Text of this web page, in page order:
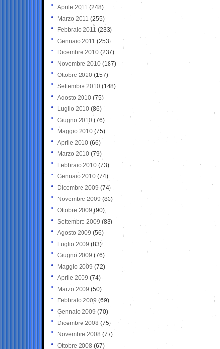
Aprile 2011 (248)
Marzo 2011 (255)
Febbraio 2011 (233)
Gennaio 2011 (253)
Dicembre 2010 (237)
Novembre 2010 (187)
Ottobre 2010 (157)
Settembre 2010 (148)
Agosto 2010 (75)
Luglio 2010 (86)
Giugno 2010 (76)
Maggio 2010 (75)
Aprile 2010 (66)
Marzo 2010 (79)
Febbraio 2010 (73)
Gennaio 2010 (74)
Dicembre 2009 (74)
Novembre 2009 (83)
Ottobre 2009 (90)
Settembre 2009 (83)
Agosto 2009 (56)
Luglio 2009 (83)
Giugno 2009 (76)
Maggio 2009 (72)
Aprile 2009 (74)
Marzo 2009 (50)
Febbraio 2009 (69)
Gennaio 2009 (70)
Dicembre 2008 (75)
Novembre 2008 (77)
Ottobre 2008 (67)